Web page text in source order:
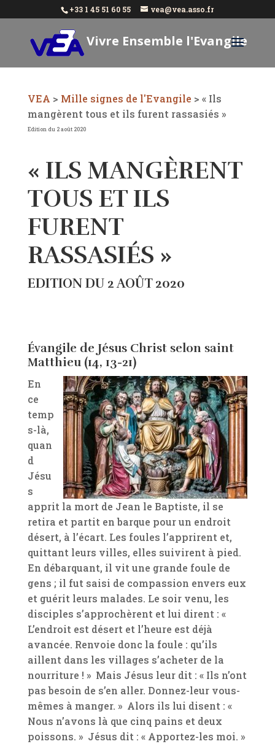
+33 1 45 51 60 55 vea@vea.asso.fr
Vivre Ensemble l'Evangile
VEA > Mille signes de l'Evangile > « Ils
mangèrent tous et ils furent rassasiés »
Edition du 2 août 2020
« ILS MANGÈRENT
TOUS ET ILS
FURENT
RASSASIÉS »
EDITION DU 2 AOÛT 2020
Évangile de Jésus Christ selon saint
Matthieu (14, 13-21)
En
ce
temp
s-là,
quan
d
Jésu
s
apprit la mort de Jean le Baptiste, il se
retira et partit en barque pour un endroit
désert, à l’écart. Les foules l’apprirent et,
quittant leurs villes, elles suivirent à pied.
En débarquant, il vit une grande foule de
gens ; il fut saisi de compassion envers eux
et guérit leurs malades. Le soir venu, les
disciples s’approchèrent et lui dirent : «
L’endroit est désert et l’heure est déjà
avancée. Renvoie donc la foule : qu’ils
aillent dans les villages s’acheter de la
nourriture ! » Mais Jésus leur dit : « Ils n’ont
pas besoin de s’en aller. Donnez-leur vous-
mêmes à manger. » Alors ils lui disent : «
Nous n’avons là que cinq pains et deux
poissons. » Jésus dit : « Apportez-les moi. »